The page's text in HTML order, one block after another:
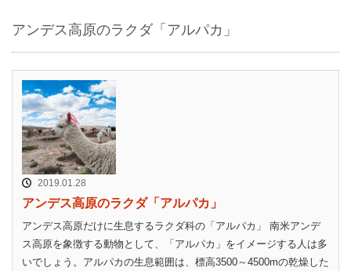
アンデス高原のラクダ「アルパカ」
2019.01.28
アンデス高原のラクダ「アルパカ」
アンデス高原だけに生息するラクダ科の「アルパカ」 南米アンデ
ス高原を象徴する動物として、「アルパカ」をイメージする人は多
いでしょう。アルパカの生息範囲は、標高3500～4500mの乾燥した